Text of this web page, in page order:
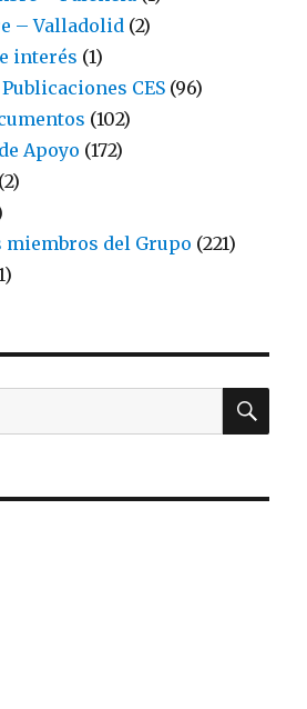
– Valladolid (2)
interés (1)
CES (96)
(102)
Apoyo (172)
(2)
miembros del Grupo (221)